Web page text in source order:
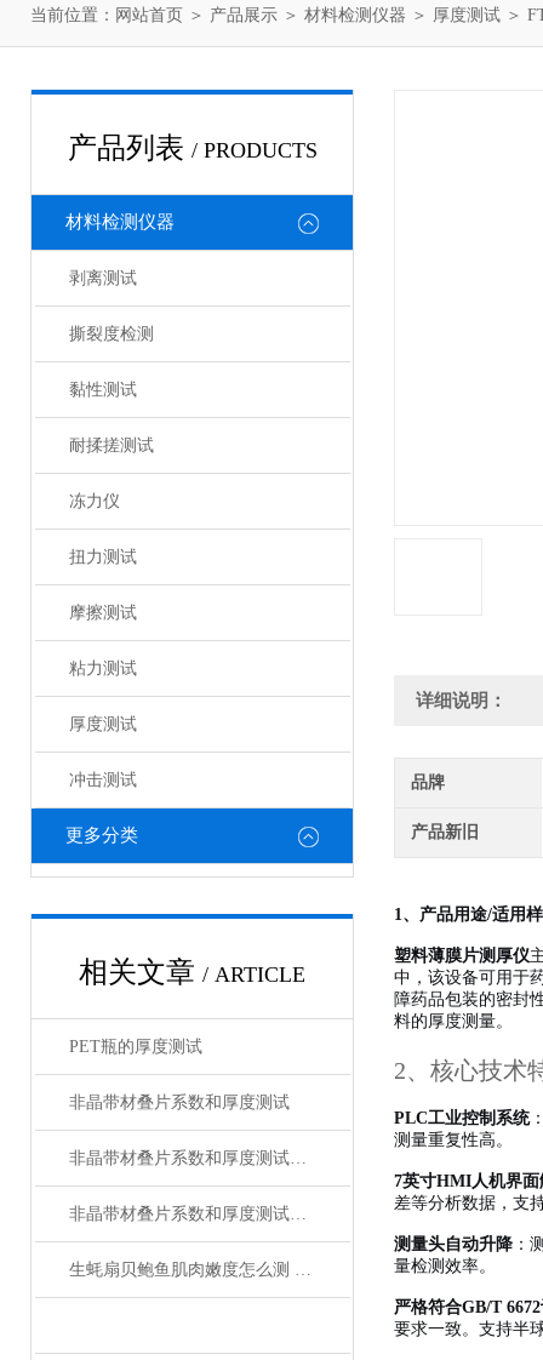
当前位置： 网站首页 ＞ 产品展示 ＞ 材料检测仪器 ＞ 厚度测试 ＞
产品列表 / PRODUCTS
材料检测仪器
剥离测试
撕裂度检测
黏性测试
耐揉搓测试
冻力仪
扭力测试
摩擦测试
粘力测试
厚度测试
冲击测试
更多分类
相关文章 / ARTICLE
PET瓶的厚度测试
非晶带材叠片系数和厚度测试
非晶带材叠片系数和厚度测试方法
非晶带材叠片系数和厚度测试方案
生蚝扇贝鲍鱼肌肉嫩度怎么测 贝类剪切力测试仪原理与应用全解析
详细说明：
品牌
产品新旧
1、产品用途/适用
塑料薄膜片测厚仪
中，该设备可用于
障药品包装的密封
料的厚度测量。
2、核心技术
PLC工业控制系统
测量重复性高。
7英寸HMI人机界面
差等分析数据，支
测量头自动升降 ：
量检测效率。
严格符合GB/T
要求一致。支持半